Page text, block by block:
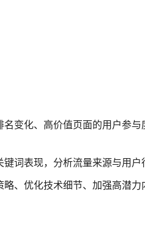
变化、高价值页面的用户参
词表现，分析流量来源与用户
、优化技术细节、加强高潜